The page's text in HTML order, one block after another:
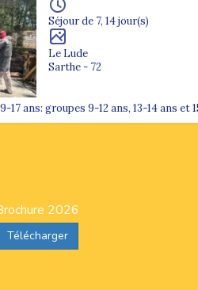
Séjour de 7, 14 jour(s)
Le Lude
Sarthe - 72
ans: groupes 9-12 ans, 13-14 ans et
2026
Télécharger